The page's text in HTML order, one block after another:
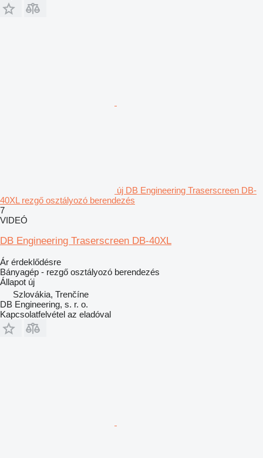
új DB Engineering Traserscreen DB-
40XL rezgő osztályozó berendezés
7
VIDEÓ
DB Engineering Traserscreen DB-40XL
Ár érdeklődésre
Bányagép - rezgő osztályozó berendezés
Állapot új
Szlovákia, Trenčíne
DB Engineering, s. r. o.
Kapcsolatfelvétel az eladóval